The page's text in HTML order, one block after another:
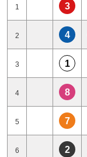
1 3
2 4
3 1
4 8
5 7
6 2